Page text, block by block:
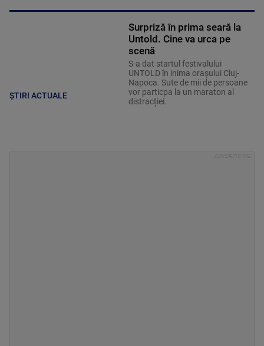
ȘTIRI ACTUALE
Surpriză în prima seară la
Untold. Cine va urca pe
scenă
S-a dat startul festivalului
UNTOLD în inima orașului Cluj-
Napoca. Sute de mii de persoane
vor particpa la un maraton al
distracției.